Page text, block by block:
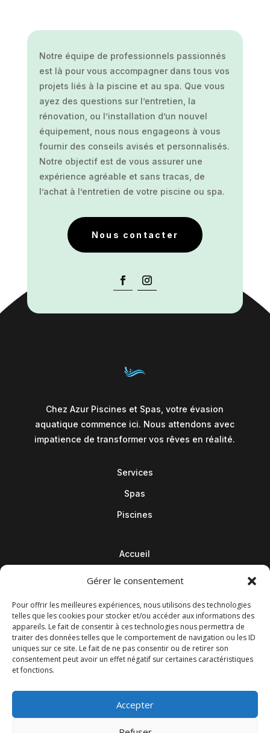
Gérer le consentement
Pour offrir les meilleures expériences, nous utilisons des technologies
telles que les cookies pour stocker et/ou accéder aux informations des
appareils. Le fait de consentir à ces technologies nous permettra de
traiter des données telles que le comportement de navigation ou les ID
uniques sur ce site. Le fait de ne pas consentir ou de retirer son
consentement peut avoir un effet négatif sur certaines caractéristiques
et fonctions.
Accepter
Notre équipe de professionnels passionnés
est là pour vous accompagner dans tous vos
projets liés à la piscine et au spa. Que vous
ayez des questions sur l’entretien, la
rénovation, ou l’installation d’un nouvel
équipement, nous nous engageons à vous
fournir des conseils avisés et personnalisés.
Notre objectif est de vous assurer une
expérience agréable et sans tracas, de
l’achat à l’entretien de votre piscine ou spa.
Nous contacter
Chez Azur Piscines et Spas, votre évasion
aquatique commence ici. Nous attendons avec
impatience de transformer vos rêves en réalité.
Services
Spas
Piscines
Accueil